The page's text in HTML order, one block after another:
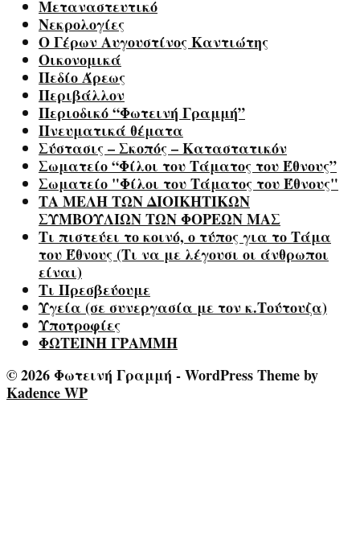
Μεταναστευτικό
Νεκρολογίες
Ο Γέρων Αυγουστίνος Καντιώτης
Οικονομικά
Πεδίο Άρεως
Περιβάλλον
Περιοδικό “Φωτεινή Γραμμή”
Πνευματικά θέματα
Σύστασις – Σκοπός – Καταστατικόν
Σωματείο “Φίλοι του Τάματος του Έθνους”
Σωματείο "Φίλοι του Τάματος του Έθνους"
ΤΑ ΜΕΛΗ ΤΩΝ ΔΙΟΙΚΗΤΙΚΩΝ
ΣΥΜΒΟΥΛΙΩΝ ΤΩΝ ΦΟΡΕΩΝ ΜΑΣ
Τι πιστεύει το κοινό, ο τύπος για το Τάμα
του Έθνους (Τι να με λέγουσι οι άνθρωποι
είναι)
Τι Πρεσβεύουμε
Υγεία (σε συνεργασία με τον κ.Τούτουζα)
Υποτροφίες
ΦΩΤΕΙΝΗ ΓΡΑΜΜΗ
© 2026 Φωτεινή Γραμμή - WordPress Theme by
Kadence WP